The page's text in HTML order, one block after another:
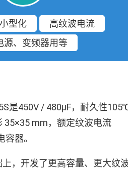
小型化
高纹波电流
源、变频器用等
是450V / 480µF，耐久性
35×35 mm，额定纹波电流
器。
，开发了更高容量、更大纹